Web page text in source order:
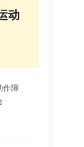
动
作障